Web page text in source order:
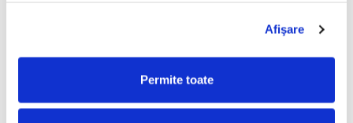
Afişare
Permite toate
ADAUGA IN COS ADAUGA IN COS